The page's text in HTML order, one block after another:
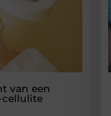
van een
cellulite